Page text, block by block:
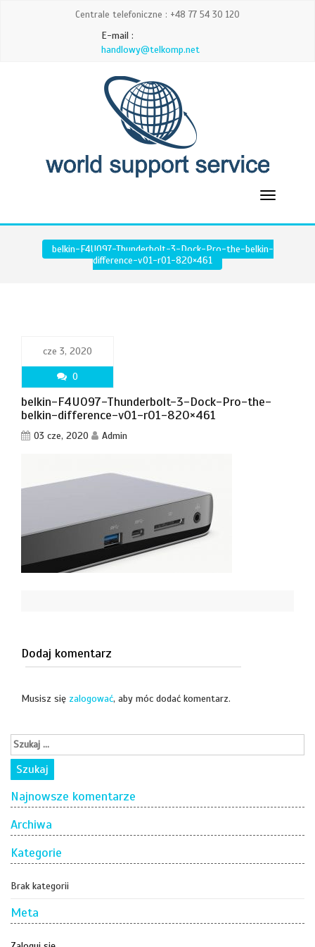
Centrale telefoniczne : +48 77 54 30 120
E-mail :
handlowy@telkomp.net
belkin-F4U097-Thunderbolt-3-Dock-Pro-the-belkin-
difference-v01-r01-820×461
cze 3, 2020
0
belkin-F4U097-Thunderbolt-3-Dock-Pro-the-
belkin-difference-v01-r01-820×461
03 cze, 2020 Admin
Dodaj komentarz
Musisz się zalogować, aby móc dodać komentarz.
Najnowsze komentarze
Archiwa
Kategorie
Brak kategorii
Meta